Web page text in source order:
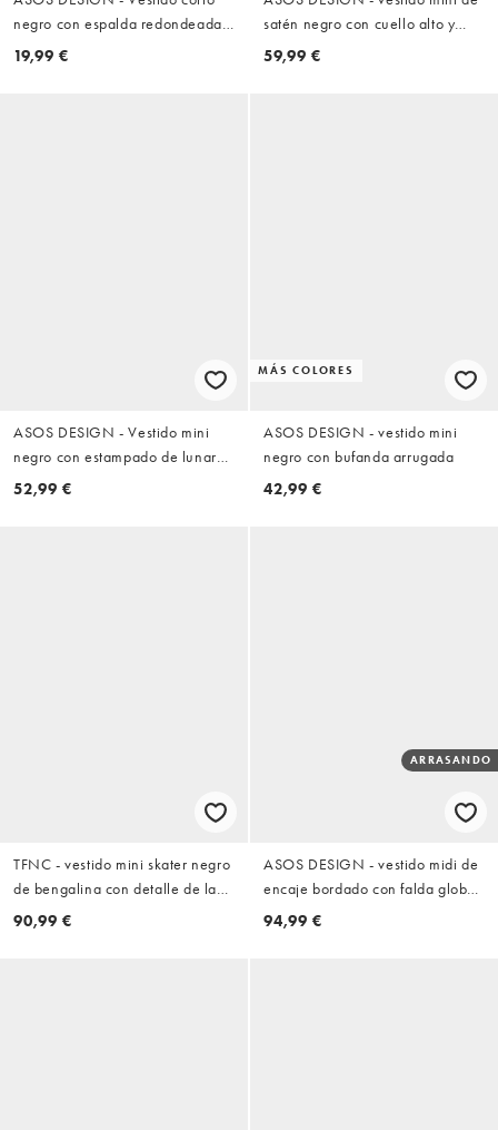
negro con espalda redondeada
de canalé de algodón
19,99 €
satén negro con cuello alto y
cintura caída con vuelo
59,99 €
ASOS DESIGN - Vestido mini
negro con estampado de lunares
y detalle de flecos, manga
52,99 €
MÁS COLORES
ASOS DESIGN - vestido mini
negro con bufanda arrugada
42,99 €
TFNC - vestido mini skater negro
de bengalina con detalle de lazo
en la espalda en V
90,99 €
ARRASANDO
ASOS DESIGN - vestido midi de
encaje bordado con falda globo
en negro
94,99 €